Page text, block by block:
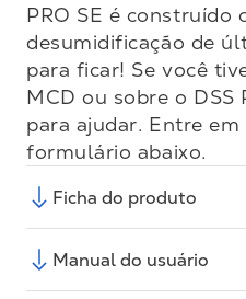
PRO SE é construído
desumidificação de
para ficar! Se você
MCD ou sobre o DSS
para ajudar. Entre
formulário abaixo.
Ficha do produto
Manual do usuário